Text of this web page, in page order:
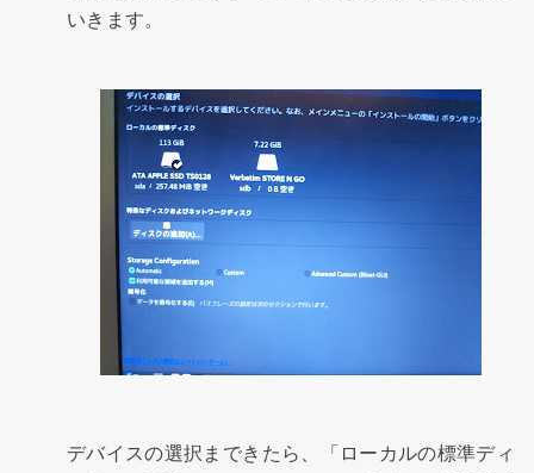
いきます。
デバイスの選択まできたら、「ローカルの標準ディ